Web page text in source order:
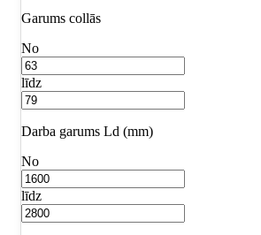
Garums collās
No
līdz
Darba garums Ld (mm)
No
līdz